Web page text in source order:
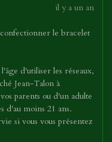
il y a un an
le bracelet
d'utiliser les réseaux,
Jean-Talon à
parents ou d'un adulte
d'au moins 21 ans.
si vous vous présentez